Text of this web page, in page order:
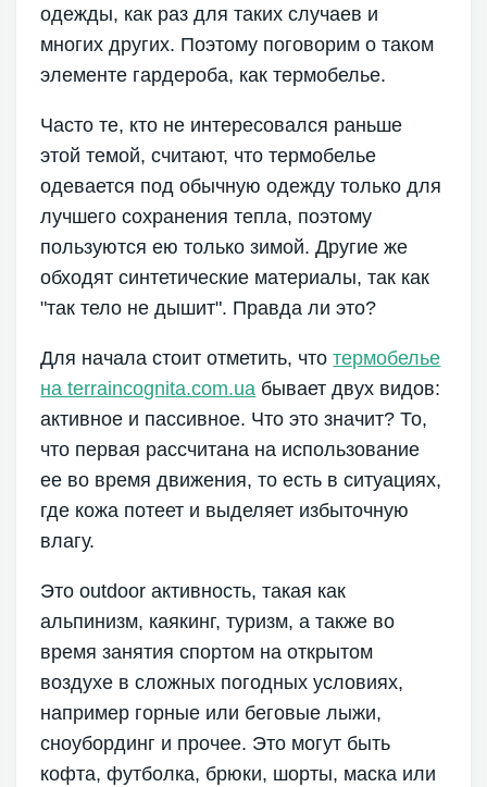
одежды, как раз для таких случаев и
многих других. Поэтому поговорим о таком
элементе гардероба, как термобелье.
Часто те, кто не интересовался раньше
этой темой, считают, что термобелье
одевается под обычную одежду только для
лучшего сохранения тепла, поэтому
пользуются ею только зимой. Другие же
обходят синтетические материалы, так как
"так тело не дышит". Правда ли это?
Для начала стоит отметить, чтотермобелье
на terraincognita.com.ua бывает двух видов:
активное и пассивное. Что это значит? То,
что первая рассчитана на использование
ее во время движения, то есть в ситуациях,
где кожа потеет и выделяет избыточную
влагу.
Это outdoor активность, такая как
альпинизм, каякинг, туризм, а также во
время занятия спортом на открытом
воздухе в сложных погодных условиях,
например горные или беговые лыжи,
сноубординг и прочее. Это могут быть
кофта, футболка, брюки, шорты, маска или